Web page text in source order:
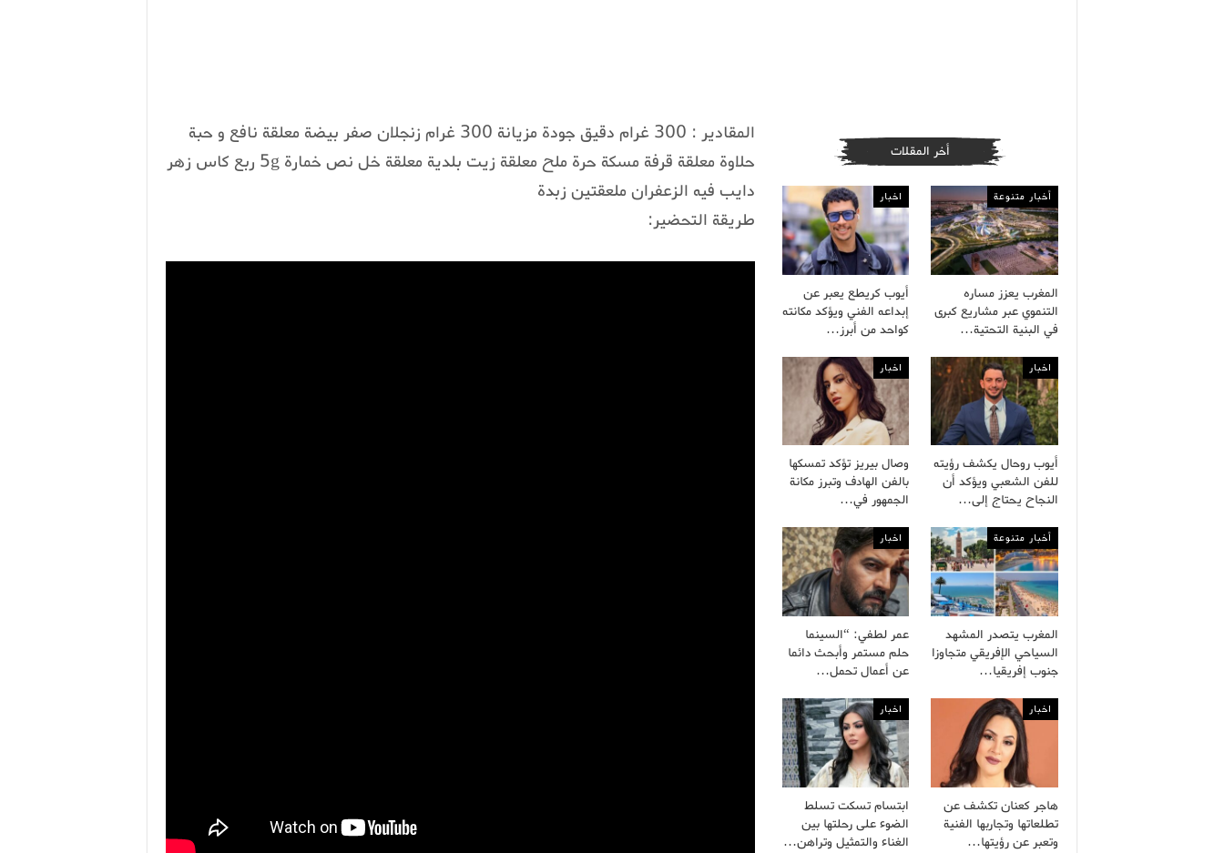
المقادير : 300 غرام دقيق جودة مزيانة 300 غرام زنجلان صفر بيضة معلقة نافع و حبة
حلاوة معلقة قرفة مسكة حرة ملح معلقة زيت بلدية معلقة خل نص خمارة 5g ربع كاس زهر
دايب فيه الزعفران ملعقتين زبدة
طريقة التحضير:
أخر المقلات
أخبار متنوعة
المغرب يعزز مساره
التنموي عبر مشاريع كبرى
في البنية التحتية…
اخبار
أيوب كريطع يعبر عن
إبداعه الفني ويؤكد مكانته
كواحد من أبرز…
اخبار
أيوب روحال يكشف رؤيته
للفن الشعبي ويؤكد أن
النجاح يحتاج إلى…
اخبار
وصال بيريز تؤكد تمسكها
بالفن الهادف وتبرز مكانة
الجمهور في…
أخبار متنوعة
المغرب يتصدر المشهد
السياحي الإفريقي متجاوزا
جنوب إفريقيا…
اخبار
عمر لطفي: “السينما
حلم مستمر وأبحث دائما
عن أعمال تحمل…
اخبار
هاجر كعنان تكشف عن
تطلعاتها وتجاربها الفنية
وتعبر عن رؤيتها…
اخبار
ابتسام تسكت تسلط
الضوء على رحلتها بين
الغناء والتمثيل وتراهن…